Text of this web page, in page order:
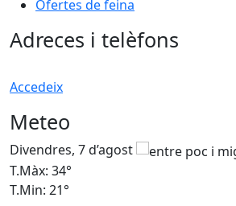
Ofertes de feina
Adreces i telèfons
Accedeix
Meteo
Divendres, 7 d’agost
T.Màx: 34°
T.Min: 21°